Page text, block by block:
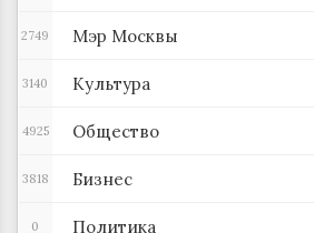
Мэр Москвы
2749
Культура
3140
Общество
4925
Бизнес
3818
Политика
0